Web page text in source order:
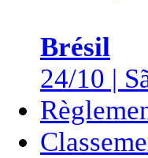
Brésil
24/10 |